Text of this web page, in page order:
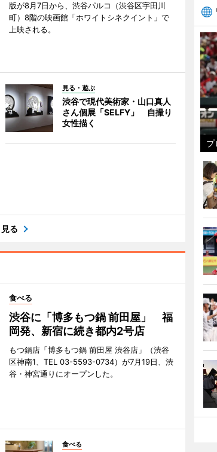
版が8月7日から、渋谷パルコ（渋谷区宇田川
町）8階の映画館「ホワイトシネクイント」で
上映される。
見る・遊ぶ
渋谷で現代美術家・山口真人
さん個展「SELFY」 自撮り
女性描く
る
食べる
渋谷に「博多もつ鍋 前田屋」 福
岡発、新宿に続き都内2号店
もつ鍋店「博多もつ鍋 前田屋 渋谷店」（渋谷
区神南1、TEL 03-5593-0734）が7月19日、渋
谷・神宮通りにオープンした。
食べる
プ